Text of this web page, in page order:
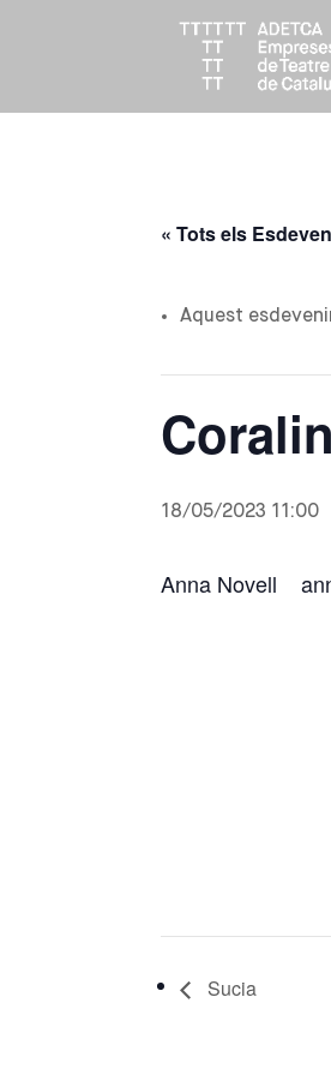
« Tots els
Aquest
18/05/2023 11:00
Anna Novell
Sucia